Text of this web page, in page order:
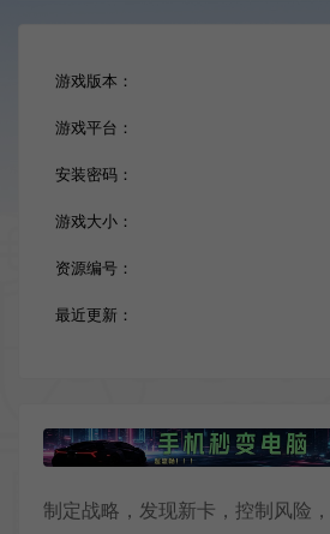
游戏版本：
游戏平台：
安装密码：
游戏大小：
资源编号：
最近更新：
制定战略，发现新卡，控制风险